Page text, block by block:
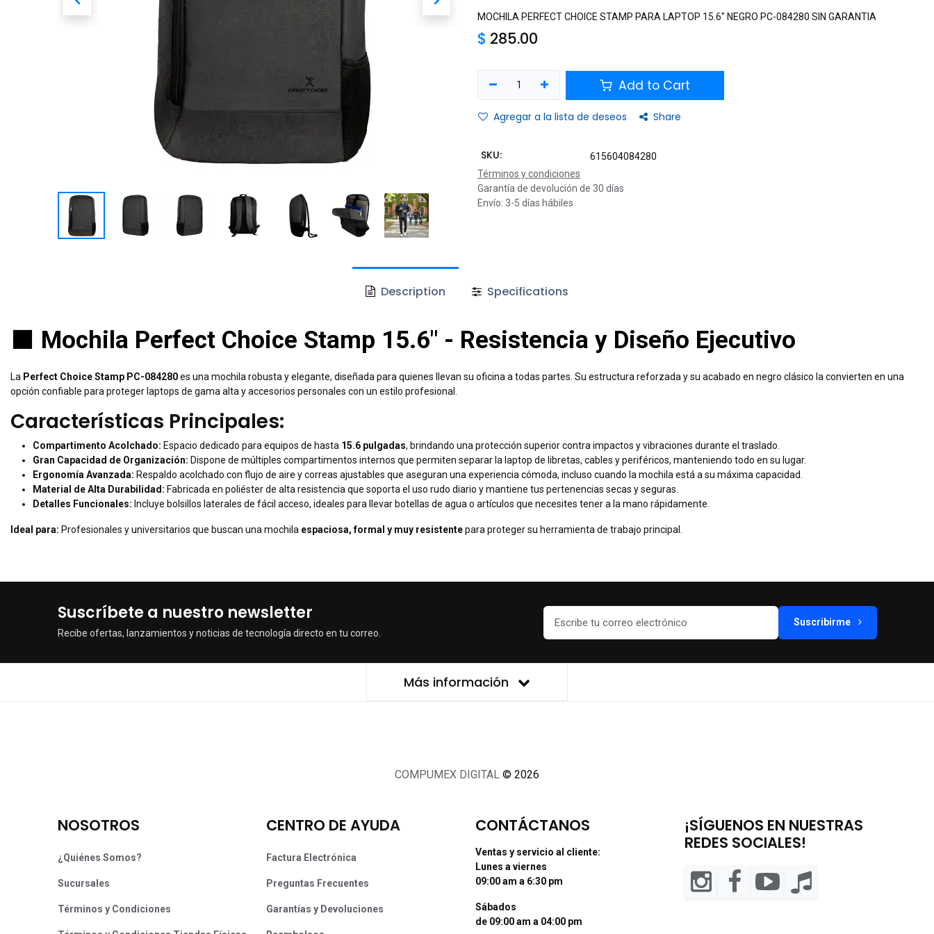
MOCHILA PERFECT CHOICE STAMP PARA LAPTOP 15.6" NEGRO PC-084280 SIN GARANTIA
$ 285.00
Add to Cart
Agregar a la lista de deseos Share
SKU:
615604084280
Términos y condiciones
Garantía de devolución de 30 días
Envío: 3-5 días hábiles
Description Specifications
Mochila Perfect Choice Stamp 15.6" - Resistencia y Diseño Ejecutivo
La Perfect Choice Stamp PC-084280es una mochila robusta y elegante, diseñada para quienes llevan su oficina a todas partes. Su estructura reforzada y su acabado en negro clásico la convierten en una
opción confiable para proteger laptops de gama alta y accesorios personales con un estilo profesional.
Características Principales:
Compartimento Acolchado: Espacio dedicado para equipos de hasta 15.6 pulgadas, brindando una protección superior contra impactos y vibraciones durante el traslado.
Gran Capacidad de Organización: Dispone de múltiples compartimentos internos que permiten separar la laptop de libretas, cables y periféricos, manteniendo todo en su lugar.
Ergonomía Avanzada: Respaldo acolchado con flujo de aire y correas ajustables que aseguran una experiencia cómoda, incluso cuando la mochila está a su máxima capacidad.
Material de Alta Durabilidad: Fabricada en poliéster de alta resistencia que soporta el uso rudo diario y mantiene tus pertenencias secas y seguras.
Detalles Funcionales: Incluye bolsillos laterales de fácil acceso, ideales para llevar botellas de agua o artículos que necesites tener a la mano rápidamente.
Ideal para: Profesionales y universitarios que buscan una mochila espaciosa, formal y muy resistentepara proteger su herramienta de trabajo principal.
Suscríbete a nuestro newsletter
Recibe ofertas, lanzamientos y noticias de tecnología directo en tu correo.
Suscribirme
Más información
COMPUMEX DIGITAL © 2026
NOSOTROS
¿Quiénes Somos?
Sucursales
Términos y Condiciones
CENTRO DE AYUDA
Factura Electrónica
Preguntas Frecuentes
Garantías y Devoluciones
CONTÁCTANOS
Ventas y servicio al cliente:
Lunes a viernes
09:00 am a 6:30 pm
Sábados
de 09:00 am a 04:00 pm
¡SÍGUENOS EN NUESTRAS
REDES SOCIALES!